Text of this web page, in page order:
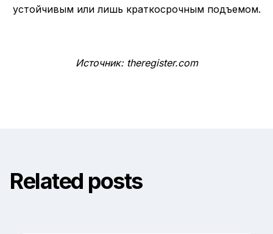
устойчивым или лишь краткосрочным подъемом.
Источник: theregister.com
Related posts